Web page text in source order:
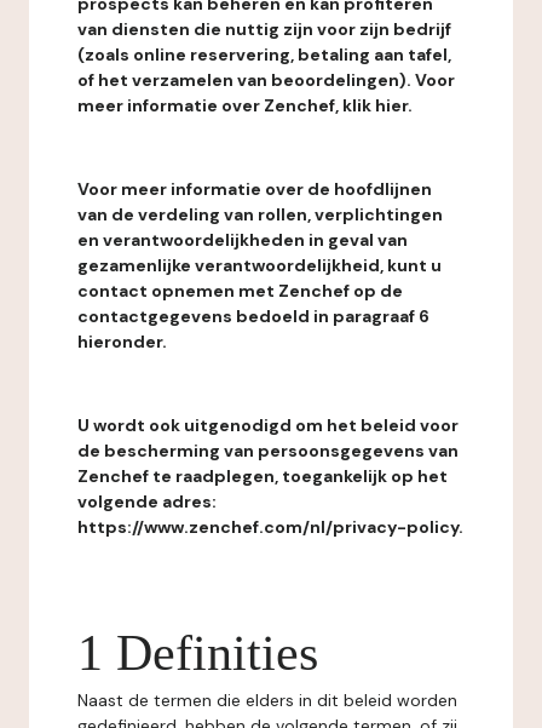
van diensten die nuttig zijn voor zijn bedrijf
(zoals online reservering, betaling aan tafel,
of het verzamelen van beoordelingen). Voor
meer informatie over Zenchef, klik hier.
Voor meer informatie over de hoofdlijnen
van de verdeling van rollen, verplichtingen
en verantwoordelijkheden in geval van
gezamenlijke verantwoordelijkheid, kunt u
contact opnemen met Zenchef op de
contactgegevens bedoeld in paragraaf 6
hieronder.
U wordt ook uitgenodigd om het beleid voor
de bescherming van persoonsgegevens van
Zenchef te raadplegen, toegankelijk op het
volgende adres:
https://www.zenchef.com/nl/privacy-policy.
1 Definities
Naast de termen die elders in dit beleid worden